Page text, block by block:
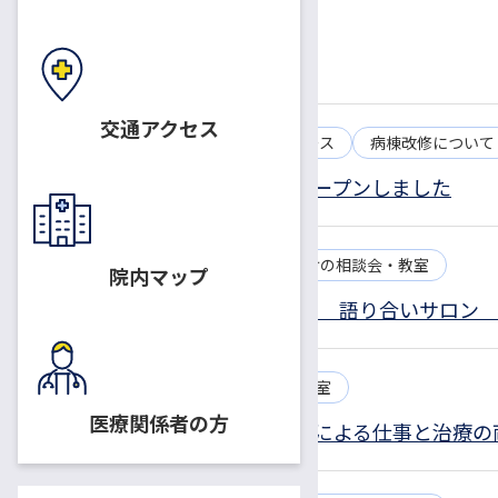
2025.04.02 お知らせ プレスリリース 病棟改修について
特別有料個室グランフロアがオープンしました
2025.04.01 お知らせ 患者さん向けの相談会・教室
4/22（火） 患者サロンひまわり 語り合いサロ
2025.04.01 患者さん向けの相談会・教室
長野産業保健総合支援センターによる仕事と治療
交通アクセス
院内マップ
医療関係者の方